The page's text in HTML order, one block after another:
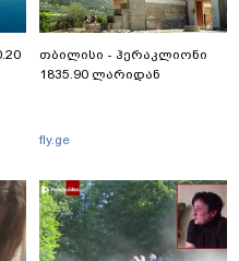
თბილისი - ჰერაკლიონი
1835.90 ლარიდან
fly.ge